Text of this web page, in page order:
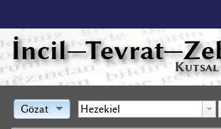
İncil
Gözat